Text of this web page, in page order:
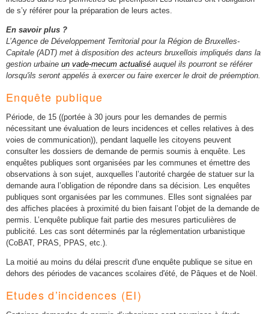
de s’y référer pour la préparation de leurs actes.
En savoir plus ?
L’Agence de Développement Territorial pour la Région de Bruxelles-
Capitale (ADT) met à disposition des acteurs bruxellois impliqués dans la
gestion urbaine un vade-mecum actualisé auquel ils pourront se référer
lorsqu'ils seront appelés à exercer ou faire exercer le droit de préemption.
Enquête publique
Période, de 15 ((portée à 30 jours pour les demandes de permis
nécessitant une évaluation de leurs incidences et celles relatives à des
voies de communication)), pendant laquelle les citoyens peuvent
consulter les dossiers de demande de permis soumis à enquête. Les
enquêtes publiques sont organisées par les communes et émettre des
observations à son sujet, auxquelles l’autorité chargée de statuer sur la
demande aura l’obligation de répondre dans sa décision. Les enquêtes
publiques sont organisées par les communes. Elles sont signalées par
des affiches placées à proximité du bien faisant l’objet de la demande de
permis. L’enquête publique fait partie des mesures particulières de
publicité. Les cas sont déterminés par la réglementation urbanistique
(CoBAT, PRAS, PPAS, etc.).
La moitié au moins du délai prescrit d'une enquête publique se situe en
dehors des périodes de vacances scolaires d'été, de Pâques et de Noël.
Etudes d’incidences (EI)